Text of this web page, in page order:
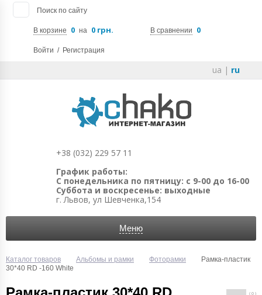
Поиск по сайту
В корзине 0 на 0 грн. В сравнении 0
Войти / Регистрация
ua | ru
+38 (032) 229 57 11
График работы:
С понедельника по пятницу: с 9-00 до 16-00
Суббота и воскресенье: выходные
г. Львов, ул Шевченка,154
Меню
Каталог товаров Альбомы и рамки Фоторамки
Рамка-пластик
30*40 RD -160 White
( 0 )